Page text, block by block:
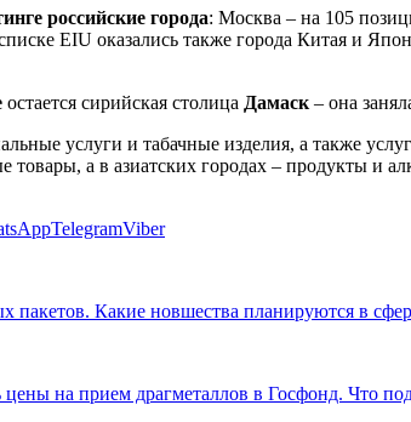
российские города: Москва – на 105
EIU оказались также города Китая и
остается сирийская столица Дамаск – она
услуги и табачные изделия, а также
товары, а в азиатских городах – продукты и
TelegramViber
пакетов. Какие новшества планируются в
цены на прием драгметаллов в Госфонд. Что